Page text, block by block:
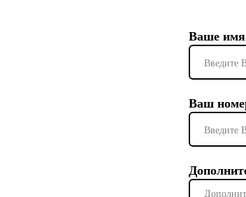
Ваше имя
Ваш